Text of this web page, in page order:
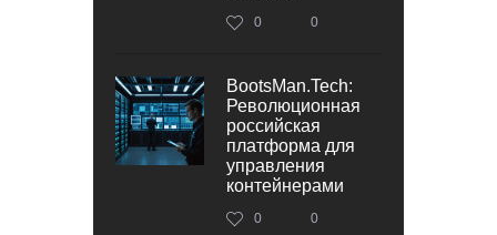
0 0
BootsMan.Tech:
Революционная
российская
платформа для
управления
контейнерами
0 0